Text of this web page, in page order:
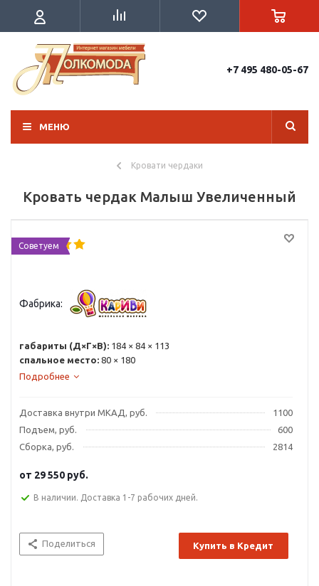
+7 495 480-05-67
МЕНЮ
Кровати чердаки
Кровать чердак Малыш Увеличенный
Советуем
Фабрика:
габариты (Д×Г×В): 184 × 84 × 113
спальное место: 80 × 180
Подробнее
Доставка внутри МКАД, руб.
1100
Подъем, руб.
600
Сборка, руб.
2814
от 29 550 руб.
В наличии. Доставка 1-7 рабочих дней.
Поделиться Купить в Кредит